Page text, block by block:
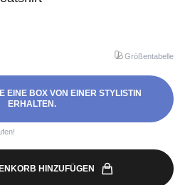
Größentabelle
EINE BOX VON EINER STYLISTIN
ERHALTEN.
HINZUFÜGEN